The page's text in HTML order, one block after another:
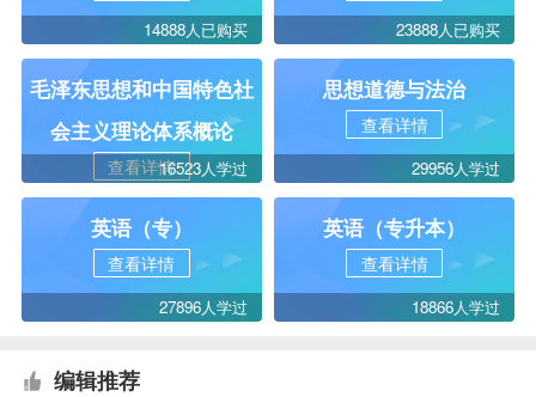
14888人已购买 23888人已购买
毛泽东思想和中国特色社
会主义理论体系概论
查看详情16523人学过
思想道德与法治
查看详情
29956人学过
英语（专）
查看详情
27896人学过
英语（专升本）
查看详情
18866人学过
编辑推荐